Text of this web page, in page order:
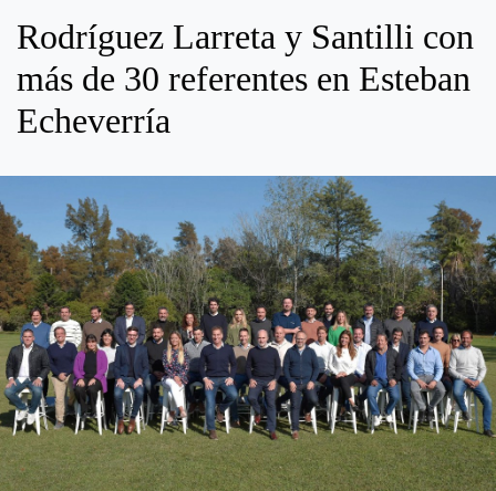
Rodríguez Larreta y Santilli con
más de 30 referentes en Esteban
Echeverría